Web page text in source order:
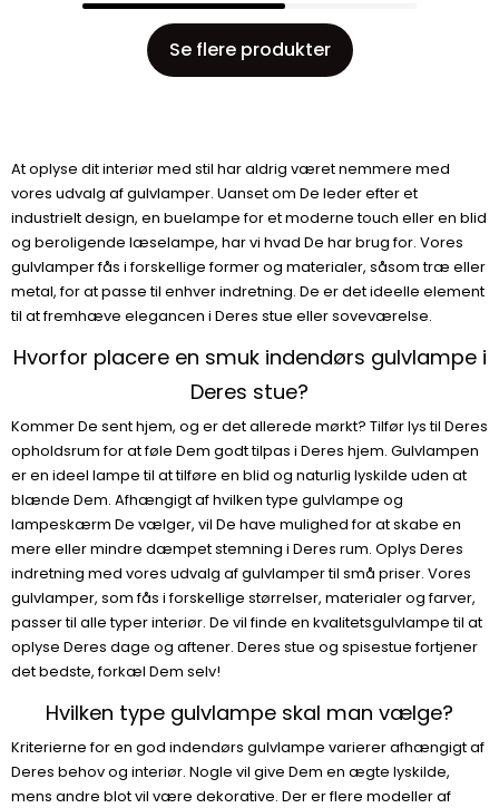
Se flere produkter
At oplyse dit interiør med stil har aldrig været nemmere med
vores udvalg af gulvlamper. Uanset om De leder efter et
industrielt design, en buelampe for et moderne touch eller en blid
og beroligende læselampe, har vi hvad De har brug for. Vores
gulvlamper fås i forskellige former og materialer, såsom træ eller
metal, for at passe til enhver indretning. De er det ideelle element
til at fremhæve elegancen i Deres stue eller soveværelse.
Hvorfor placere en smuk indendørs gulvlampe i
Deres stue?
Kommer De sent hjem, og er det allerede mørkt? Tilfør lys til Deres
opholdsrum for at føle Dem godt tilpas i Deres hjem. Gulvlampen
er en ideel lampe til at tilføre en blid og naturlig lyskilde uden at
blænde Dem. Afhængigt af hvilken type gulvlampe og
lampeskærm De vælger, vil De have mulighed for at skabe en
mere eller mindre dæmpet stemning i Deres rum. Oplys Deres
indretning med vores udvalg af gulvlamper til små priser. Vores
gulvlamper, som fås i forskellige størrelser, materialer og farver,
passer til alle typer interiør. De vil finde en kvalitetsgulvlampe til at
oplyse Deres dage og aftener. Deres stue og spisestue fortjener
det bedste, forkæl Dem selv!
Hvilken type gulvlampe skal man vælge?
Kriterierne for en god indendørs gulvlampe varierer afhængigt af
Deres behov og interiør. Nogle vil give Dem en ægte lyskilde,
mens andre blot vil være dekorative. Der er flere modeller af